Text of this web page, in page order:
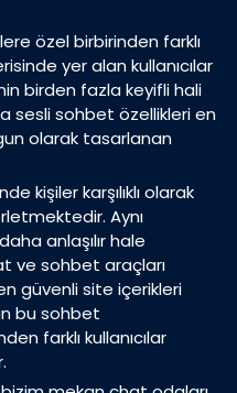
özel birbirinden farklı
yer alan kullanıcılar
birden fazla keyifli hali
sesli sohbet özellikleri en
olarak tasarlanan
kişiler karşılıklı olarak
Aynı
anlaşılır hale
ve sohbet araçları
güvenli site içerikleri
bu sohbet
farklı kullanıcılar